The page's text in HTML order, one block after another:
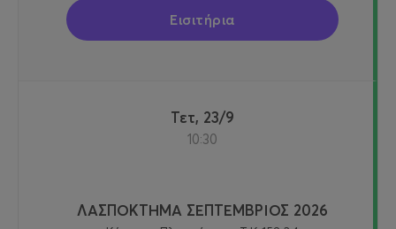
Εισιτήρια
Τετ, 23/9
10:30
ΛΑΣΠΟΚΤΗΜΑ ΣΕΠΤΕΜΒΡΙΟΣ 2026